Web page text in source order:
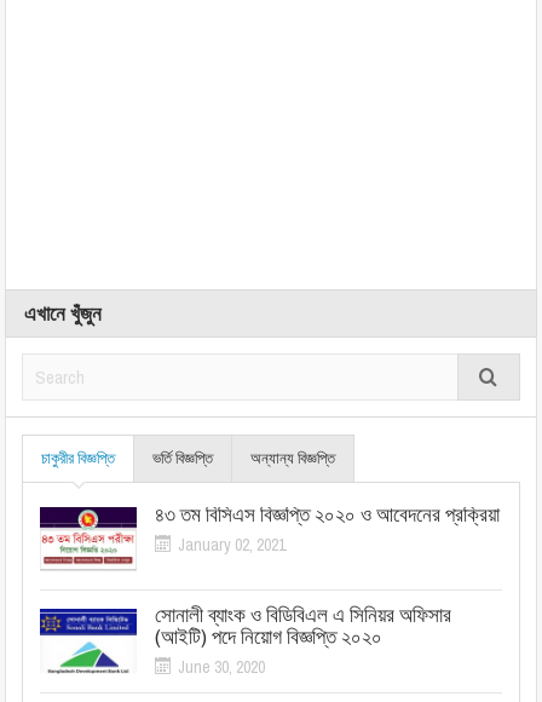
এখানে খুঁজুন
চাকুরীর বিজ্ঞপ্তি ভর্তি বিজ্ঞপ্তি অন্যান্য বিজ্ঞপ্তি
৪৩ তম বিসিএস বিজ্ঞপ্তি ২০২০ ও আবেদনের প্রক্রিয়া
January 02, 2021
সোনালী ব্যাংক ও বিডিবিএল এ সিনিয়র অফিসার
(আইটি) পদে নিয়োগ বিজ্ঞপ্তি ২০২০
June 30, 2020